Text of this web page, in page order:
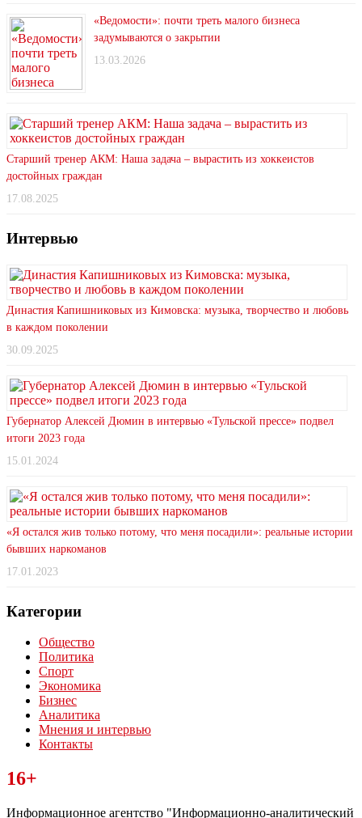
«Ведомости»: почти треть малого бизнеса
задумываются о закрытии
13.03.2026
Старший тренер АКМ: Наша задача – вырастить из хоккеистов
достойных граждан
17.08.2025
Интервью
Династия Капишниковых из Кимовска: музыка, творчество и любовь
в каждом поколении
30.09.2025
Губернатор Алексей Дюмин в интервью «Тульской прессе» подвел
итоги 2023 года
15.01.2024
«Я остался жив только потому, что меня посадили»: реальные истории
бывших наркоманов
17.01.2023
Категории
Общество
Политика
Спорт
Экономика
Бизнес
Аналитика
Мнения и интервью
Контакты
Читайте последние новости дня в Тульской области на сайте
“ЗаНовомосковск”
16+
Информационное агентство "Информационно-аналитический